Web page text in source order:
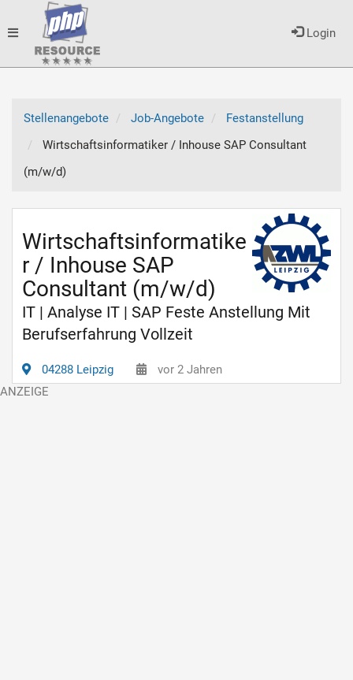
Login
Toggle
Stellenangebote
Job-Angebote
Festanstellung
Wirtschaftsinformatiker / Inhouse SAP Consultant
(m/w/d)
Wirtschaftsinformatike
r / Inhouse SAP
Consultant (m/w/d)
IT | Analyse IT | SAP Feste Anstellung Mit
Berufserfahrung Vollzeit
04288 Leipzig vor 2 Jahren